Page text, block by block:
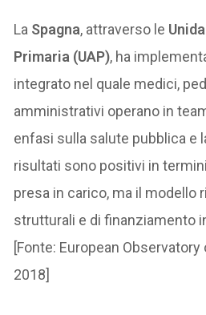
La Spagna, attraverso le
Primaria (UAP), ha
integrato nel quale medici,
amministrativi operano in
enfasi sulla salute pubblica e
risultati sono positivi in
presa in carico, ma il modello
strutturali e di finanziamento
[Fonte: European
2018]